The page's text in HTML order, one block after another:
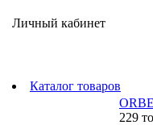
Личный кабинет
Каталог товаров
229